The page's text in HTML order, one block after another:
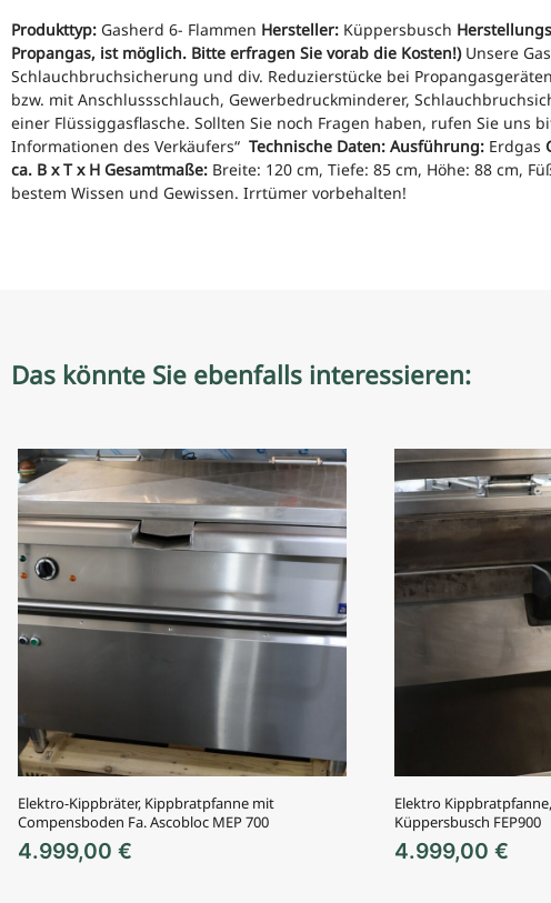
Produkttyp: Gasherd 6- Flammen Hersteller: Küppersbusch
Propangas, ist möglich. Bitte erfragen Sie vorab die Kosten!) Unsere
Schlauchbruchsicherung und div. Reduzierstücke bei
bzw. mit Anschlussschlauch, Gewerbedruckminderer,
einer Flüssiggasflasche. Sollten Sie noch Fragen haben, rufen Sie uns
Informationen des Verkäufers“ Technische Daten: Ausführung: Erdgas
ca. B x T x H Gesamtmaße: Breite: 120 cm, Tiefe: 85 cm, Höhe: 88 cm,
bestem Wissen und Gewissen. Irrtümer vorbehalten!
Das könnte Sie ebenfalls interessieren:
Elektro-Kippbräter, Kippbratpfanne mit
Compensboden Fa. Ascobloc MEP 700
4.999,00€
Elektro
Küppersbusch FEP900
4.999,00 €